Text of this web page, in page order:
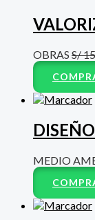
OBRAS S/
MEDIO